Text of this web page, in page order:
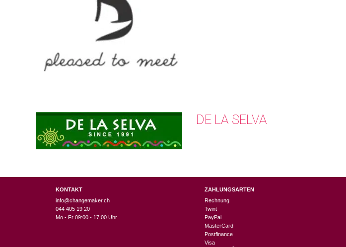
DE LA SELVA
KONTAKT
info@changemaker.ch
044 405 19 20
Mo - Fr 09:00 - 17:00 Uhr
ZAHLUNGSARTEN
Rechnung
Twint
PayPal
MasterCard
Postfinance
Visa